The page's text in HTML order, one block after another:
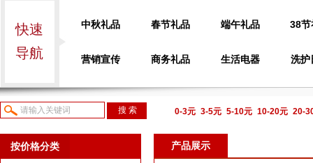
快速
导航
中秋礼品 春节礼品 端午礼品 38节
营销宣传 商务礼品 生活电器 洗护
0-3元 3-5元 5-10元 10-20元 20-
议或电话咨询
按价格分类 产品展示